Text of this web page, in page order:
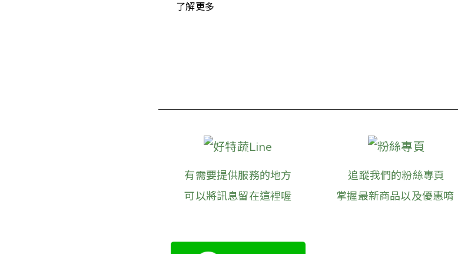
了解更多
好特蔬Line
有需要提供服務的地方
可以將訊息留在這裡喔
粉絲專頁
追蹤我們的粉絲專頁
掌握最新商品以及優惠唷